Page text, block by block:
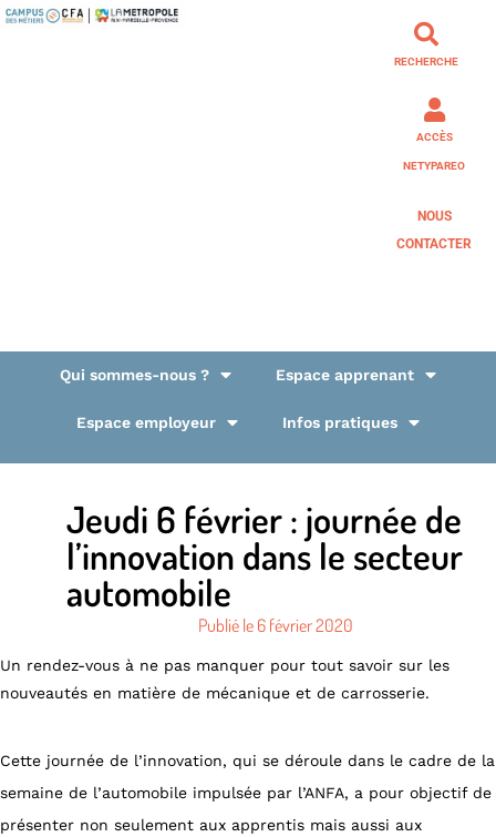
RECHERCHE
ACCÈS
NETYPAREO
NOUS
CONTACTER
Qui sommes-nous ? Espace apprenant
Espace employeur Infos pratiques
Jeudi 6 février : journée de
l’innovation dans le secteur
automobile
Publié le 6 février 2020
Un rendez-vous à ne pas manquer pour tout savoir sur les
nouveautés en matière de mécanique et de carrosserie.
Cette journée de l’innovation, qui se déroule dans le cadre de la
semaine de l’automobile impulsée par l’ANFA, a pour objectif de
présenter non seulement aux apprentis mais aussi aux